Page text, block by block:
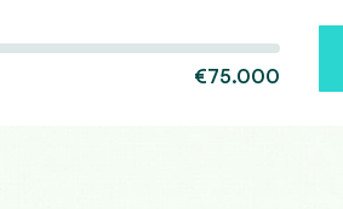
€75.000